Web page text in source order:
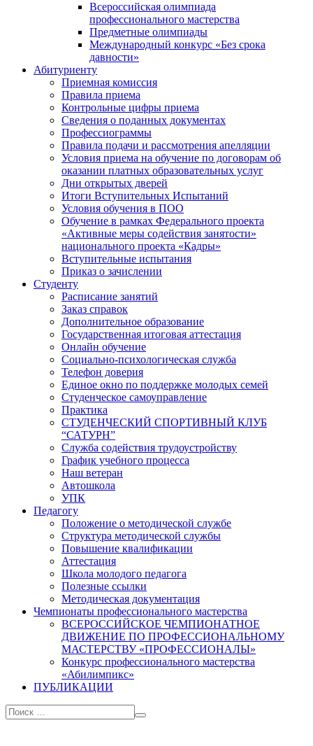
Всероссийская олимпиада
профессионального мастерства
Предметные олимпиады
Международный конкурс «Без срока
давности»
Абитуриенту
Приемная комиссия
Правила приема
Контрольные цифры приема
Сведения о поданных документах
Профессиограммы
Правила подачи и рассмотрения апелляции
Условия приема на обучение по договорам об
оказании платных образовательных услуг
Дни открытых дверей
Итоги Вступительных Испытаний
Условия обучения в ПОО
Обучение в рамках Федерального проекта
«Активные меры содействия занятости»
национального проекта «Кадры»
Вступительные испытания
Приказ о зачислении
Студенту
Расписание занятий
Заказ справок
Дополнительное образование
Государственная итоговая аттестация
Онлайн обучение
Социально-психологическая служба
Телефон доверия
Единое окно по поддержке молодых семей
Студенческое самоуправление
Практика
СТУДЕНЧЕСКИЙ СПОРТИВНЫЙ КЛУБ
“САТУРН”
Служба содействия трудоустройству
График учебного процесса
Наш ветеран
Автошкола
УПК
Педагогу
Положение о методической службе
Структура методической службы
Повышение квалификации
Аттестация
Школа молодого педагога
Полезные ссылки
Методическая документация
Чемпионаты профессионального мастерства
ВСЕРОССИЙСКОЕ ЧЕМПИОНАТНОЕ
ДВИЖЕНИЕ ПО ПРОФЕССИОНАЛЬНОМУ
МАСТЕРСТВУ «ПРОФЕССИОНАЛЫ»
Конкурс профессионального мастерства
«Абилимпикс»
ПУБЛИКАЦИИ